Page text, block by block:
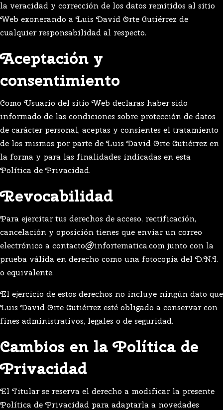
la veracidad y corrección de los datos remitidos al sitio
Web exonerando a Luis David Orte Gutiérrez de
cualquier responsabilidad al respecto.
Aceptación y
consentimiento
Como Usuario del sitio Web declaras haber sido
informado de las condiciones sobre protección de datos
de carácter personal, aceptas y consientes el tratamiento
de los mismos por parte de Luis David Orte Gutiérrez en
la forma y para las finalidades indicadas en esta
Política de Privacidad.
Revocabilidad
Para ejercitar tus derechos de acceso, rectificación,
cancelación y oposición tienes que enviar un correo
electrónico a contacto@infortematica.com junto con la
prueba válida en derecho como una fotocopia del D.N.I.
o equivalente.
El ejercicio de estos derechos no incluye ningún dato que
Luis David Orte Gutiérrez esté obligado a conservar con
fines administrativos, legales o de seguridad.
Cambios en la Política de
Privacidad
El Titular se reserva el derecho a modificar la presente
Política de Privacidad para adaptarla a novedades